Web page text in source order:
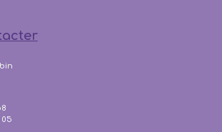
05